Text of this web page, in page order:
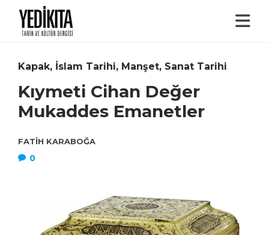
Kapak, İslam Tarihi, Manşet, Sanat Tarihi
Kıymeti Cihan Değer
Mukaddes Emanetler
FATIH KARABOĞA
0